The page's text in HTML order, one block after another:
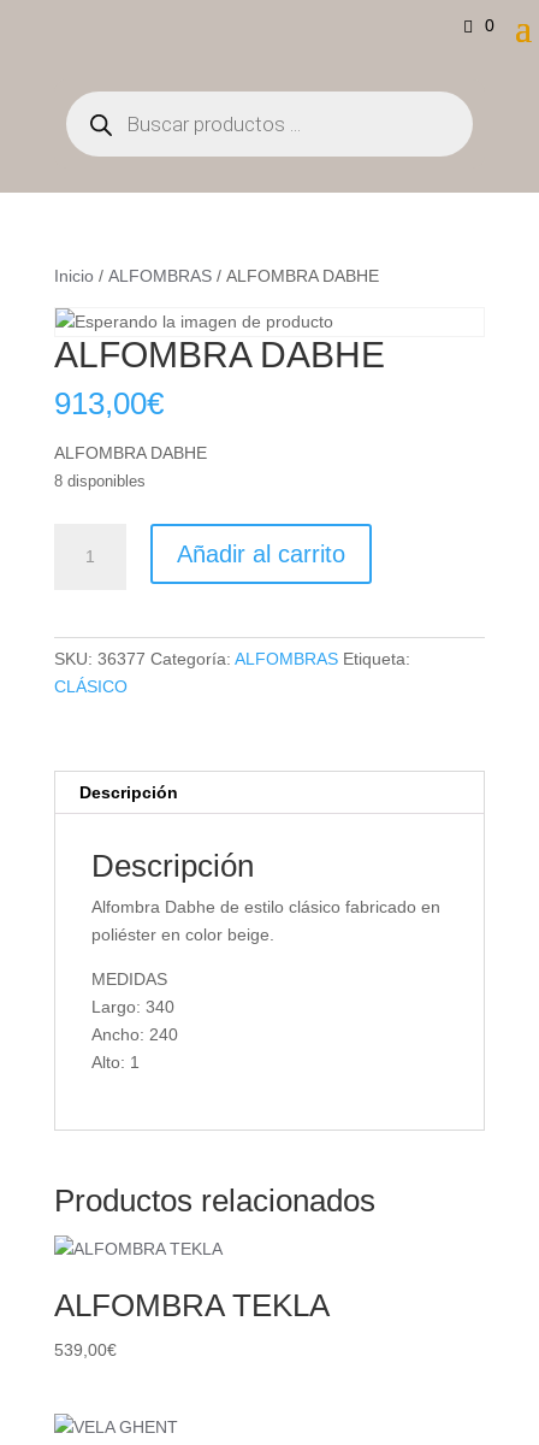
0
Búsqueda
de
productos
Inicio/ ALFOMBRAS/ ALFOMBRA DABHE
ALFOMBRA DABHE
913,00€
ALFOMBRA DABHE
8 disponibles
DABHE
Añadir al carrito
SKU: 36377 Categoría: ALFOMBRAS Etiqueta:
CLÁSICO
Descripción
Descripción
Alfombra Dabhe de estilo clásico fabricado en
poliéster en color beige.
MEDIDAS
Largo: 340
Ancho: 240
Alto: 1
Productos relacionados
ALFOMBRA TEKLA
539,00€